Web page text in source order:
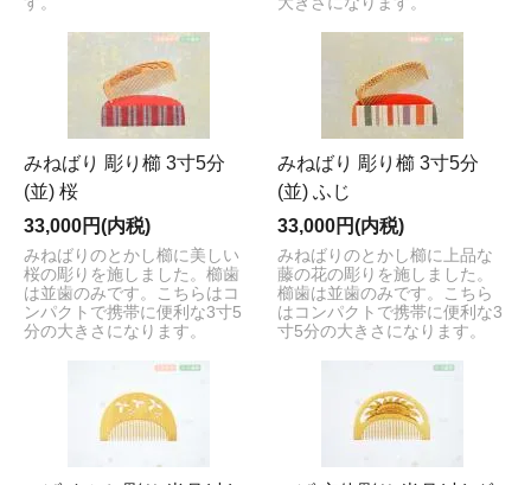
みねばり 彫り櫛 3寸5分
(並) 桜
33,000円(内税)
みねばりのとかし櫛に美しい
桜の彫りを施しました。櫛歯
は並歯のみです。こちらはコ
ンパクトで携帯に便利な3寸5
分の大きさになります。
みねばり 彫り櫛 3寸5分
(並) ふじ
33,000円(内税)
みねばりのとかし櫛に上品な
藤の花の彫りを施しました。
櫛歯は並歯のみです。こちら
はコンパクトで携帯に便利な3
寸5分の大きさになります。